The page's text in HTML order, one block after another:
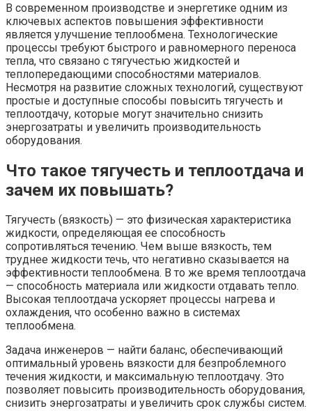
В современном производстве и энергетике одним из
ключевых аспектов повышения эффективности
является улучшение теплообмена. Технологические
процессы требуют быстрого и равномерного переноса
тепла, что связано с тягучестью жидкостей и
теплопередающими способностями материалов.
Несмотря на развитие сложных технологий, существуют
простые и доступные способы повысить тягучесть и
теплоотдачу, которые могут значительно снизить
энергозатраты и увеличить производительность
оборудования.
Что такое тягучесть и теплоотдача и
зачем их повышать?
Тягучесть (вязкость) — это физическая характеристика
жидкости, определяющая ее способность
сопротивляться течению. Чем выше вязкость, тем
труднее жидкости течь, что негативно сказывается на
эффективности теплообмена. В то же время теплоотдача
— способность материала или жидкости отдавать тепло.
Высокая теплоотдача ускоряет процессы нагрева и
охлаждения, что особенно важно в системах
теплообмена.
Задача инженеров — найти баланс, обеспечивающий
оптимальный уровень вязкости для безпроблемного
течения жидкости, и максимальную теплоотдачу. Это
позволяет повысить производительность оборудования,
снизить энергозатраты и увеличить срок службы систем.